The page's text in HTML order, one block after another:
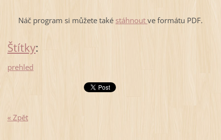
Náč program si můžete také stáhnout ve formátu PDF.
Štítky:
prehled
« Zpět